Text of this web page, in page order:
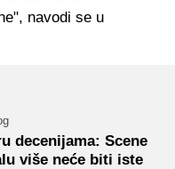
navodi se u
decenijama: Scene
više neće biti iste